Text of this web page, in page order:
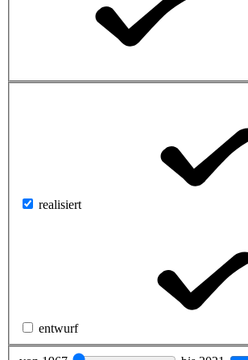
realisiert
entwurf